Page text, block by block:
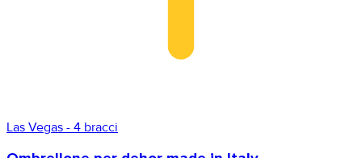
Las Vegas - 4 bracci